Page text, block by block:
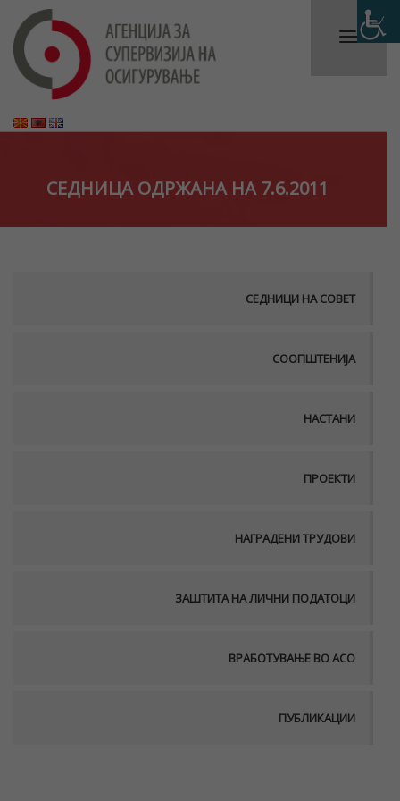
СЕДНИЦА ОДРЖАНА НА 7.6.2011
СЕДНИЦИ НА СОВЕТ
СООПШТЕНИЈА
НАСТАНИ
ПРОЕКТИ
НАГРАДЕНИ ТРУДОВИ
ЗАШТИТА НА ЛИЧНИ ПОДАТОЦИ
ВРАБОТУВАЊЕ ВО АСО
ПУБЛИКАЦИИ